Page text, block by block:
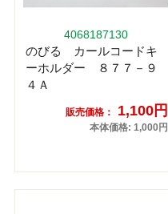
4068187130
のびる カールコードキ
ーホルダー ８７７－９
４Ａ
販売価格： 1,100円
本体価格: 1,000円